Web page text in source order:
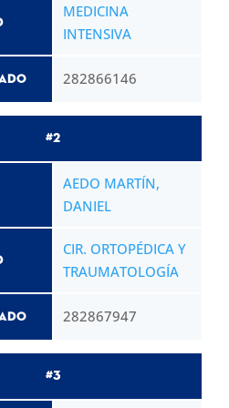
MEDICINA
INTENSIVA
282866146
#2
AEDO MARTÍN,
DANIEL
CIR. ORTOPÉDICA Y
TRAUMATOLOGÍA
282867947
#3